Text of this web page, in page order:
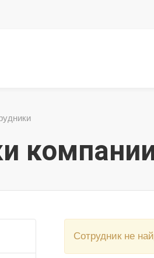
Cотрудник не